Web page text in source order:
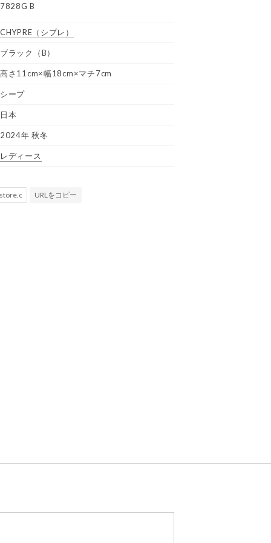
7828G B
CHYPRE （シプレ）
ブラック（B）
高さ11cm×幅18cm×マチ7cm
シープ
日本
2024年 秋冬
レディース
URLをコピー